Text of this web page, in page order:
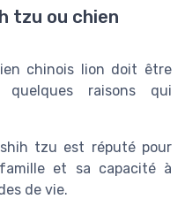
tzu ou chien
chinois lion doit être
quelques raisons qui
tzu est réputé pour
et sa capacité à
de vie.